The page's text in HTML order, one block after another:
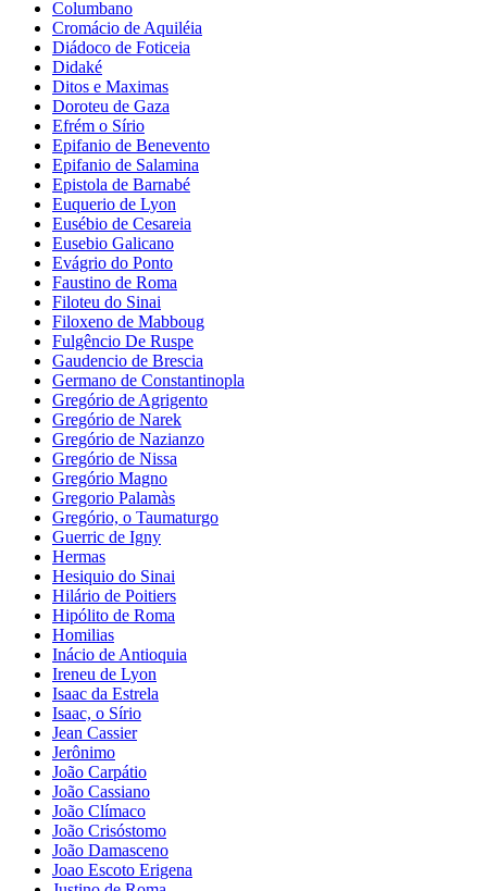
Columbano
Cromácio de Aquiléia
Diádoco de Foticeia
Didaké
Ditos e Maximas
Doroteu de Gaza
Efrém o Sírio
Epifanio de Benevento
Epifanio de Salamina
Epistola de Barnabé
Euquerio de Lyon
Eusébio de Cesareia
Eusebio Galicano
Evágrio do Ponto
Faustino de Roma
Filoteu do Sinai
Filoxeno de Mabboug
Fulgêncio De Ruspe
Gaudencio de Brescia
Germano de Constantinopla
Gregório de Agrigento
Gregório de Narek
Gregório de Nazianzo
Gregório de Nissa
Gregório Magno
Gregorio Palamàs
Gregório, o Taumaturgo
Guerric de Igny
Hermas
Hesiquio do Sinai
Hilário de Poitiers
Hipólito de Roma
Homilias
Inácio de Antioquia
Ireneu de Lyon
Isaac da Estrela
Isaac, o Sírio
Jean Cassier
Jerônimo
João Carpátio
João Cassiano
João Clímaco
João Crisóstomo
João Damasceno
Joao Escoto Erigena